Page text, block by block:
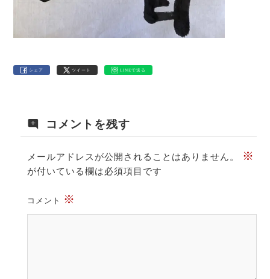
シェア ツイート LINEで送る
コメントを残す
メールアドレスが公開されることはありません。 ※
が付いている欄は必須項目です
コメント ※